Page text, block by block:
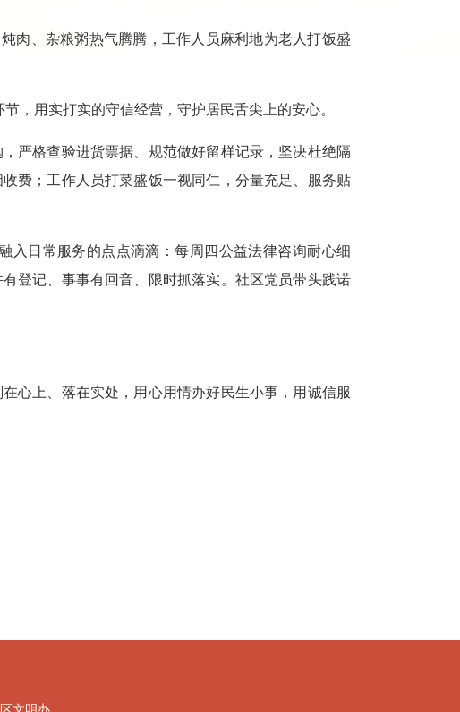
、杂粮粥热气腾腾，工作人员麻利地为老人打饭盛
用实打实的守信经营，守护居民舌尖上的安心。
格查验进货票据、规范做好留样记录，坚决杜绝隔
费；工作人员打菜盛饭一视同仁，分量充足、服务贴
日常服务的点点滴滴：每周四公益法律咨询耐心细
登记、事事有回音、限时抓落实。社区党员带头践诺
上、落在实处，用心用情办好民生小事，用诚信服